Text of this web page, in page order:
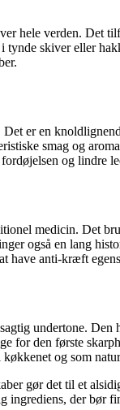
hele verden. Det
skiver eller
er en
smag og
og lindre
medicin. Det
også en lang
have anti-kræft
undertone.
for den første
og som
gør det til et
der bør